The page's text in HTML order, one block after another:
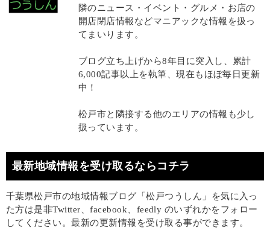
隣のニュース・イベント・グルメ・お店の
開店閉店情報などマニアックな情報を扱っ
てまいります。
ブログ立ち上げから8年目に突入し、累計
6,000記事以上を執筆、現在もほぼ毎日更新
中！
松戸市と隣接する他のエリアの情報も少し
扱っています。
最新地域情報を受け取るならコチラ
千葉県松戸市の地域情報ブログ「松戸つうしん」を気に入っ
た方は是非Twitter、facebook、feedly のいずれかをフォロー
してください。最新の更新情報を受け取る事ができます。